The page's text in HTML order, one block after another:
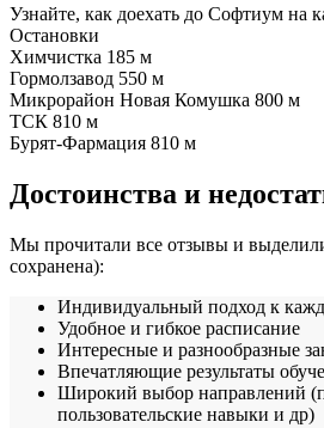
Узнайте, как доехать до Софтиум на
Остановки
Химчистка 185 м
Гормолзавод 550 м
Микрорайон Новая Комушка 800 м
ТСК 810 м
Бурят-Фармация 810 м
Достоинства и
Мы прочитали все отзывы и
сохранена):
Индивидуальный подход к
Удобное и гибкое расписание
Интересные и разнообразные
Впечатляющие результаты
Широкий выбор направлений
пользовательские навыки и др)